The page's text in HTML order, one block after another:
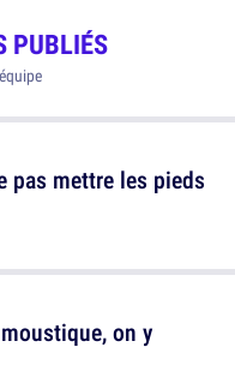
PUBLIÉS
pas mettre les pieds
on y